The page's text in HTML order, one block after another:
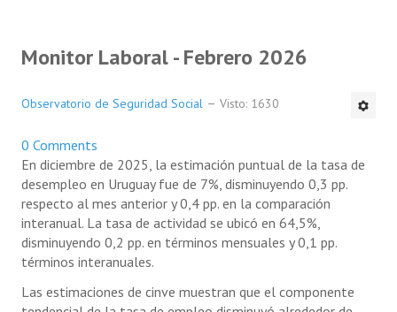
Monitor Laboral - Febrero 2026
Observatorio de Seguridad Social Visto: 1630
0 Comments
En diciembre de 2025, la estimación puntual de la tasa de
desempleo en Uruguay fue de 7%, disminuyendo 0,3 pp.
respecto al mes anterior y 0,4 pp. en la comparación
interanual. La tasa de actividad se ubicó en 64,5%,
disminuyendo 0,2 pp. en términos mensuales y 0,1 pp.
términos interanuales.
Las estimaciones de cinve muestran que el componente